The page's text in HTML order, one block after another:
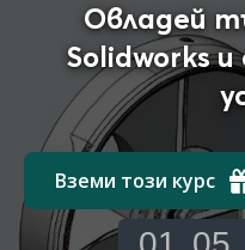
Овладей
Solidworks
Вземи този курс